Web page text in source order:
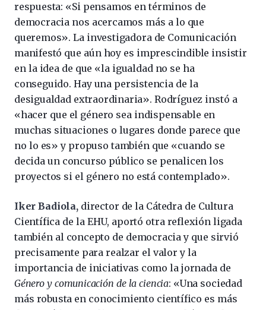
respuesta: «Si pensamos en términos de
democracia nos acercamos más a lo que
queremos». La investigadora de Comunicación
manifestó que aún hoy es imprescindible insistir
en la idea de que «la igualdad no se ha
conseguido. Hay una persistencia de la
desigualdad extraordinaria». Rodríguez instó a
«hacer que el género sea indispensable en
muchas situaciones o lugares donde parece que
no lo es» y propuso también que «cuando se
decida un concurso público se penalicen los
proyectos si el género no está contemplado».
Iker Badiola,director de la Cátedra de Cultura
Científica de la EHU, aportó otra reflexión ligada
también al concepto de democracia y que sirvió
precisamente para realzar el valor y la
importancia de iniciativas como la jornada de
Género y comunicación de la ciencia: «Una sociedad
más robusta en conocimiento científico es más